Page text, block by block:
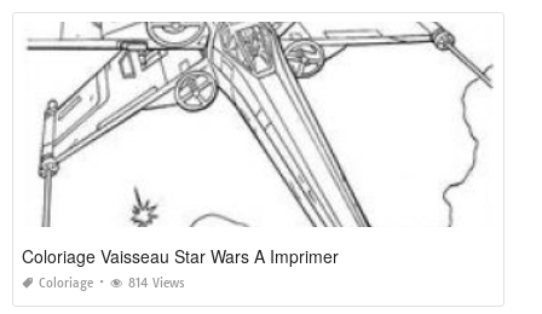
Coloriage Vaisseau Star Wars A Imprimer
Coloriage 814 Views